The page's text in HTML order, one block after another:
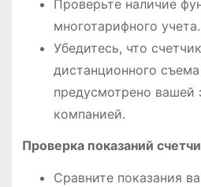
Проверьте наличие
многотарифного учета․
Убедитесь, что
дистанционного
предусмотрено
компанией․
Проверка показаний
Сравните показания